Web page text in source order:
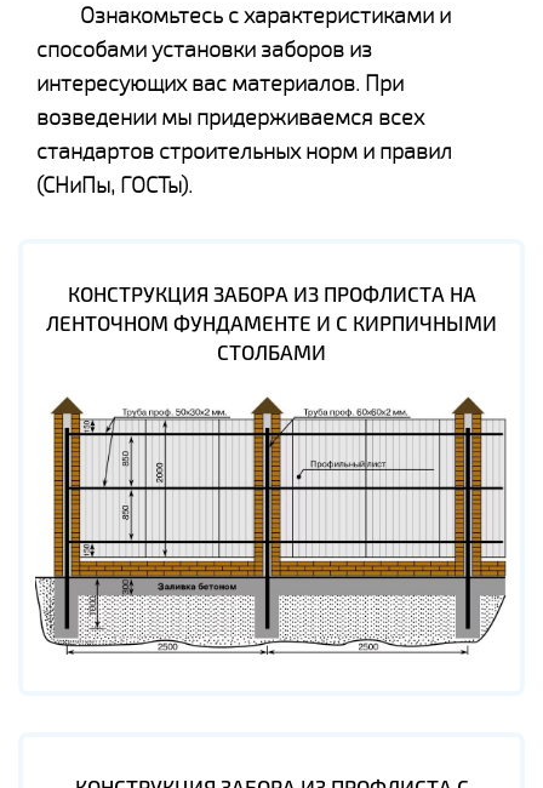
Ознакомьтесь с характеристиками и
способами установки заборов из
интересующих вас материалов. При
возведении мы придерживаемся всех
стандартов строительных норм и правил
(СНиПы, ГОСТы).
КОНСТРУКЦИЯ ЗАБОРА ИЗ ПРОФЛИСТА НА
ЛЕНТОЧНОМ ФУНДАМЕНТЕ И С КИРПИЧНЫМИ
СТОЛБАМИ